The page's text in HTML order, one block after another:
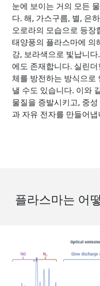
눈에 보이는 거의 모든
다. 해, 가스구름, 별, 은
오로라의 모습으로 등장
태양풍의 플라스마에 의
강, 보라색으로 빛납니
에도 존재합니다. 실린
체를 방전하는 방식으로
낼 수도 있습니다. 이와
물질을 증발시키고, 중
과 자유 전자를 만들어냅
플라스마는 어